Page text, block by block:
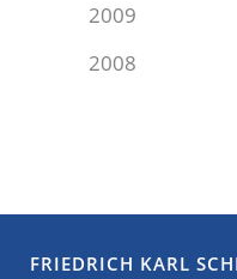
2009
2008
FRIEDRICH KARL